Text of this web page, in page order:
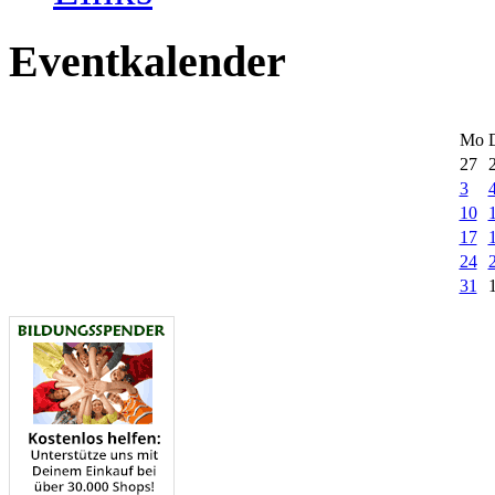
Eventkalender
Mo
27
3
10
17
24
31